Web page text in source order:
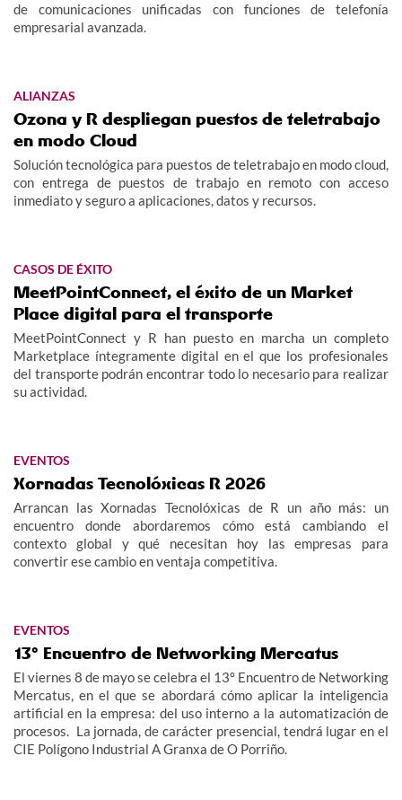
de comunicaciones unificadas con funciones de telefonía
empresarial avanzada.
ALIANZAS
Ozona y R despliegan puestos de teletrabajo
en modo Cloud
Solución tecnológica para puestos de teletrabajo en modo cloud,
con entrega de puestos de trabajo en remoto con acceso
inmediato y seguro a aplicaciones, datos y recursos.
CASOS DE ÉXITO
MeetPointConnect, el éxito de un Market
Place digital para el transporte
MeetPointConnect y R han puesto en marcha un completo
Marketplace íntegramente digital en el que los profesionales
del transporte podrán encontrar todo lo necesario para realizar
su actividad.
EVENTOS
Xornadas Tecnolóxicas R 2026
Arrancan las Xornadas Tecnolóxicas de R un año más: un
encuentro donde abordaremos cómo está cambiando el
contexto global y qué necesitan hoy las empresas para
convertir ese cambio en ventaja competitiva.
EVENTOS
13º Encuentro de Networking Mercatus
El viernes 8 de mayo se celebra el 13º Encuentro de Networking
Mercatus, en el que se abordará cómo aplicar la inteligencia
artificial en la empresa: del uso interno a la automatización de
procesos. La jornada, de carácter presencial, tendrá lugar en el
CIE Polígono Industrial A Granxa de O Porriño.